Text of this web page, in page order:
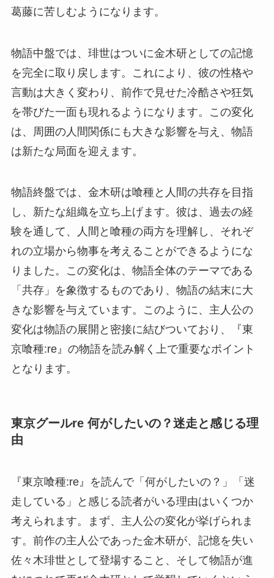
葛藤に苦しむようになります。
物語中盤では、琲世はついに金木研としての記憶
を完全に取り戻します。これにより、彼の性格や
言動は大きく変わり、前作で見せた冷酷さや狂気
を帯びた一面も現れるようになります。この変化
は、周囲の人間関係にも大きな影響を与え、物語
は新たな局面を迎えます。
物語終盤では、金木研は喰種と人間の共存を目指
し、新たな組織を立ち上げます。彼は、過去の経
験を通して、人間と喰種の両方を理解し、それぞ
れの立場から物事を考えることができるようにな
りました。この変化は、物語全体のテーマである
「共存」を象徴するものであり、物語の結末に大
きな影響を与えています。このように、主人公の
変化は物語の展開と密接に結びついており、『東
京喰種:re』の物語を読み解く上で重要なポイント
となります。
東京グールre 何がしたいの？迷走と感じる理
由
『東京喰種:re』を読んで「何がしたいの？」「迷
走している」と感じる読者がいる理由はいくつか
考えられます。まず、主人公の変化が挙げられま
す。前作の主人公であった金木研が、記憶を失い
佐々木琲世として登場すること、そして物語が進